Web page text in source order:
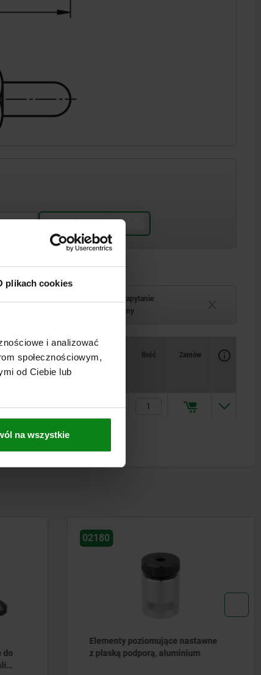
plikach cookies
i analizować
społecznościowym,
od Ciebie lub
na wszystkie
Termin dostawy na zapytanie
Chwilowo niedostępny
CAD
Dostępność
Cena
Ilość Zamów
161,12 PLN
02155
Podpórki